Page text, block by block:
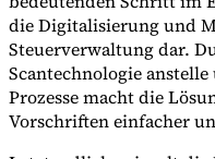
die Digitalisierung und
Steuerverwaltung dar.
Scantechnologie
Prozesse macht die
Vorschriften einfacher